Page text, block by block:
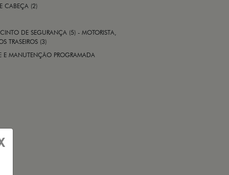
CABEÇA (2)
DE SEGURANÇA (5) - MOTORISTA,
TRASEIROS (3)
E MANUTENÇÃO PROGRAMADA